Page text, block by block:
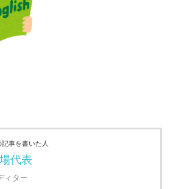
記事を書いた人
代表
ィター